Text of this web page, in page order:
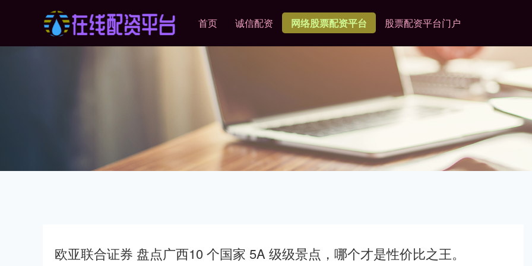
首页 诚信配资 网络股票配资平台 股票配资平台门户
欧亚联合证券 盘点广西10 个国家 5A 级级景点，哪个才是性价比之王。